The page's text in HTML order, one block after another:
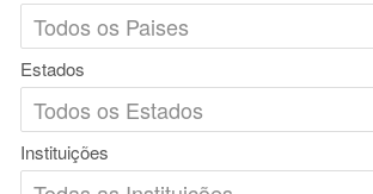
Estados
Instituições